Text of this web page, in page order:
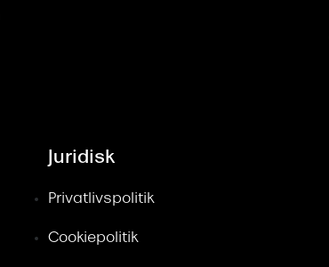
Juridisk
Privatlivspolitik
Cookiepolitik